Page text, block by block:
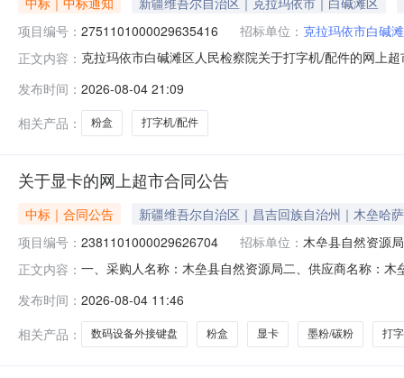
项目编号： 2751101000029635416 招标单位： 克拉玛依市白碱
正文内容： 克拉玛依市白碱滩区人民检察院关于打字机/配件的网上
额（元）:项目所在行政区划编码:650299项目所在行政
发布时间： 2026-08-04 21:09
相关产品：
粉盒 打字机/配件
关于显卡的网上超市合同公告
中标｜合同公告
新疆维吾尔自治区｜昌吉回族自治州｜木垒哈
项目编号： 2381101000029626704 招标单位： 木垒县自然资源局
正文内容： 一、采购人名称：木垒县自然资源局二、供应商名称：
硕/AsusEAX700/TD（128）个1.005005002墨谦350A
发布时间： 2026-08-04 11:46
相关产品：
数码设备外接键盘 粉盒 显卡 墨粉/碳粉 打